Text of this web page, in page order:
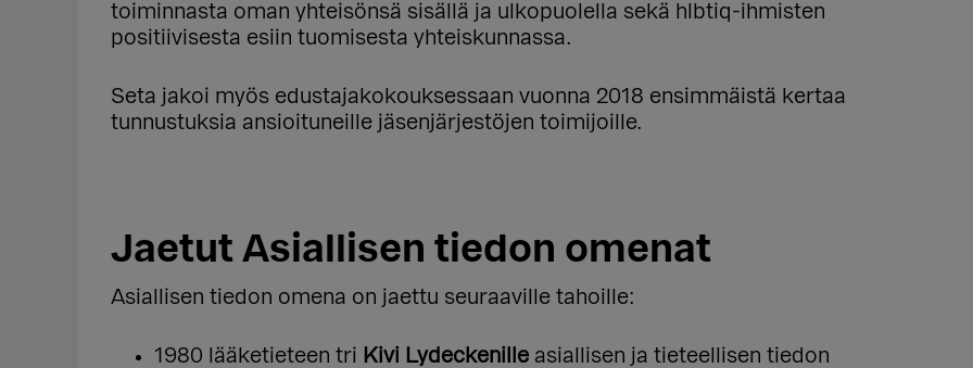
toiminnasta oman yhteisönsä sisällä ja ulkopuolella sekä hlbtiq-ihmisten
positiivisesta esiin tuomisesta yhteiskunnassa.
Seta jakoi myös edustajakokouksessaan vuonna 2018 ensimmäistä kertaa
tunnustuksia ansioituneille jäsenjärjestöjen toimijoille.
Jaetut Asiallisen tiedon omenat
Asiallisen tiedon omena on jaettu seuraaville tahoille:
1980 lääketieteen tri Kivi Lydeckenille asiallisen ja tieteellisen tiedon